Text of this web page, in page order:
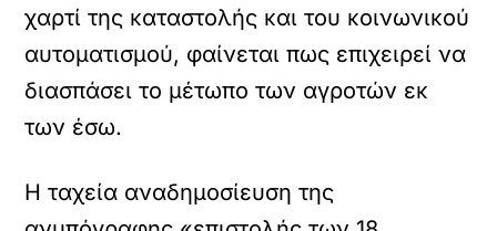
χαρτί της καταστολής και του κοινωνικού
αυτοματισμού, φαίνεται πως επιχειρεί να
διασπάσει το μέτωπο των αγροτών εκ
των έσω.
Η ταχεία αναδημοσίευση της